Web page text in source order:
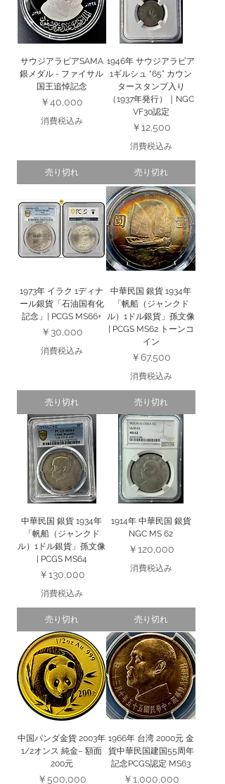
サウジアラビアSAMA
銀メダル - ファイサル
国王追悼記念
価格
￥40,000
消費税込み
売り切れ
1946年 サウジアラビア
1ギルシュ “65” カウン
タースタンプ入り
（1937年発行）｜NGC
VF30認定
価格
￥12,500
消費税込み
売り切れ
1973年 イラク 1ディナ
ール銀貨「石油国有化
記念」| PCGS MS66+
価格
￥30,000
消費税込み
売り切れ
中華民国 銀貨 1934年
「帆船（ジャンクド
ル）1ドル銀貨」孫文像
| PCGS MS62 トーンコ
イン
価格
￥67,500
消費税込み
売り切れ
中華民国 銀貨 1934年
「帆船（ジャンクド
ル）1ドル銀貨」孫文像
| PCGS MS64
価格
￥130,000
消費税込み
売り切れ
1914年 中華民国 銀貨
NGC MS 62
価格
￥120,000
消費税込み
売り切れ
中国パンダ金貨 2003年
1/2オンス 純金– 額面
200元
価格
￥500,000
1966年 台湾 2000元 金
貨中華民国建国55周年
記念PCGS認定 MS63
価格
￥1,000,000